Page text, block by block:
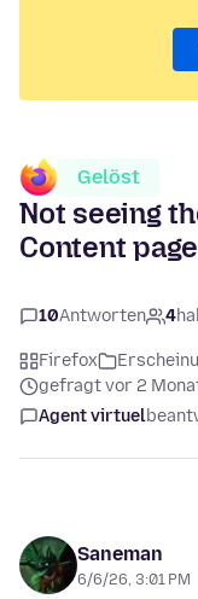
Gelöst
Not seeing
Content page
10Antworten 4
Firefox
gefragt vor 2
Agent virtuel
Saneman
6/6/26, 3:01 PM